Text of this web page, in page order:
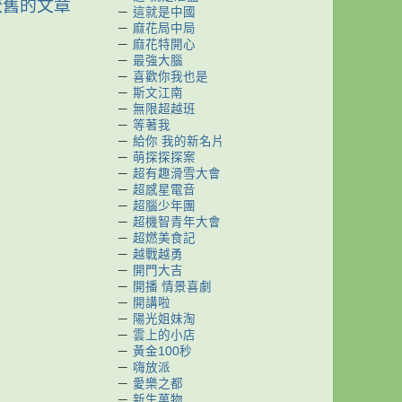
的文章
－ 這就是中國
－ 麻花局中局
－ 麻花特開心
－ 最強大腦
－ 喜歡你我也是
－ 斯文江南
－ 無限超越班
－ 等著我
－ 給你 我的新名片
－ 萌探探探案
－ 超有趣滑雪大會
－ 超感星電音
－ 超腦少年團
－ 超機智青年大會
－ 超燃美食記
－ 越戰越勇
－ 開門大吉
－ 開播 情景喜劇
－ 開講啦
－ 陽光姐妹淘
－ 雲上的小店
－ 黃金100秒
－ 嗨放派
－ 愛樂之都